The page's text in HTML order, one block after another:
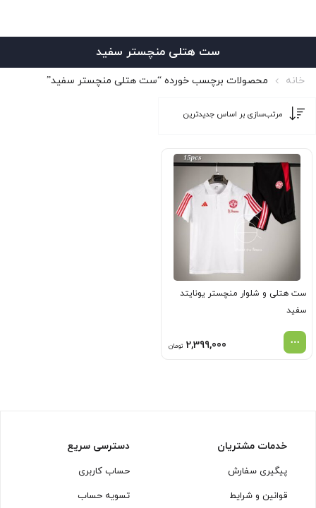
ست هتلی منچستر سفید
خانه محصولات برچسب خورده “ست هتلی منچستر سفید”
ست هتلی و شلوار منچستر یونایتد
سفید
2,399,000 تومان
خدمات مشتریان
پیگیری سفارش
قوانین و شرایط
دسترسی سریع
حساب کاربری
تسویه حساب